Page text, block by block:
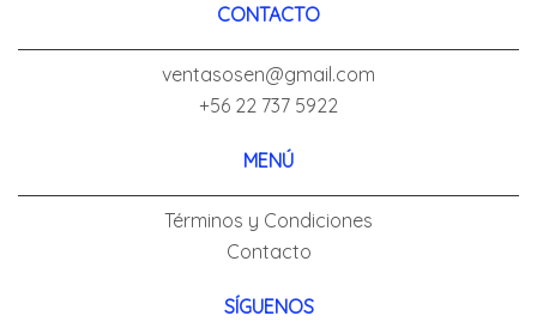
CONTACTO
ventasosen@gmail.com
+56 22 737 5922
MENÚ
Términos y Condiciones
Contacto
SÍGUENOS